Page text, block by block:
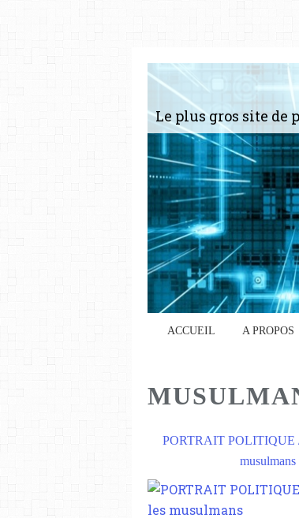
ACCUEIL A PROPOS
PORTRAIT POLITIQUE
musulmans